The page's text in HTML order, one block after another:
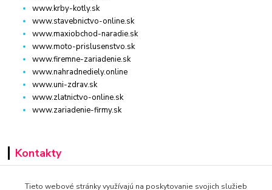
www.krby-kotly.sk
www.stavebnictvo-online.sk
www.maxiobchod-naradie.sk
www.moto-prislusenstvo.sk
www.firemne-zariadenie.sk
www.nahradnediely.online
www.uni-zdrav.sk
www.zlatnictvo-online.sk
www.zariadenie-firmy.sk
Kontakty
+421 940 949 000
Tieto webové stránky využívajú na poskytovanie svojich služieb